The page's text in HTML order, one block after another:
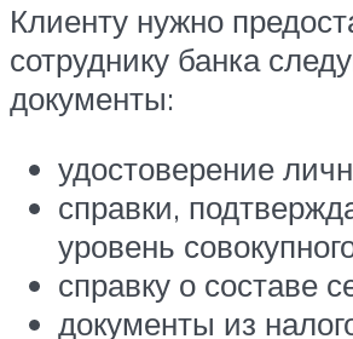
Клиенту нужно
сотруднику банка
документы:
удостоверение
справки,
уровень
справку о составе
документы из